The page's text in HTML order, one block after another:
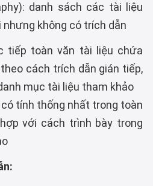
danh sách các tài liệu
không có trích dẫn
tiếp toàn văn tài liệu chứa
cách trích dẫn gián tiếp,
mục tài liệu tham khảo
tính thống nhất trong toàn
với cách trình bày trong